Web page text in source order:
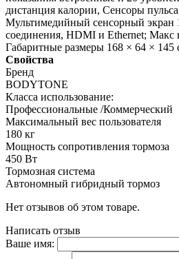
дистанция калории, Сенсоры пульса
Мультимедийный сенсорный
соединения, HDMI и Ethernet; Макс
Габаритные размеры 168 × 64 × 145
Свойства
Бренд
BODYTONE
Класса использование:
Профессиональные /Коммерческий
Максимальный вес пользователя
180 кг
Мощность сопротивления тормоза
450 Вт
Тормозная система
Автономный гибридный тормоз
Нет отзывов об этом товаре.
Написать отзыв
Ваше имя: